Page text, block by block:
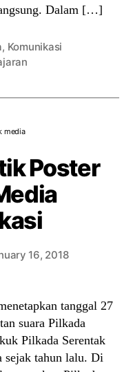
Dalam […]
, Komunikasi
media
Poster
16, 2018
tanggal 27
suara Pilkada
Pilkada Serentak
sejak tahun lalu. Di